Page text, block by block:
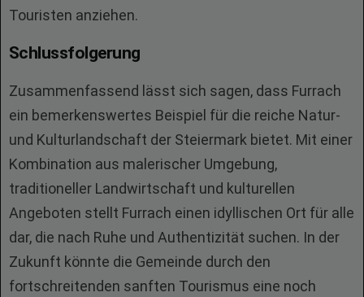
Touristen anziehen.
Schlussfolgerung
Zusammenfassend lässt sich sagen, dass Furrach
ein bemerkenswertes Beispiel für die reiche Natur-
und Kulturlandschaft der Steiermark bietet. Mit einer
Kombination aus malerischer Umgebung,
traditioneller Landwirtschaft und kulturellen
Angeboten stellt Furrach einen idyllischen Ort für alle
dar, die nach Ruhe und Authentizität suchen. In der
Zukunft könnte die Gemeinde durch den
fortschreitenden sanften Tourismus eine noch